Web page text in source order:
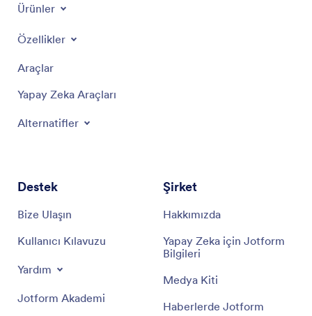
Ürünler
Özellikler
Araçlar
Yapay Zeka Araçları
Alternatifler
Destek
Bize Ulaşın
Kullanıcı Kılavuzu
Yardım
Jotform Akademi
Şirket
Hakkımızda
Yapay Zeka için Jotform
Bilgileri
Medya Kiti
Haberlerde Jotform